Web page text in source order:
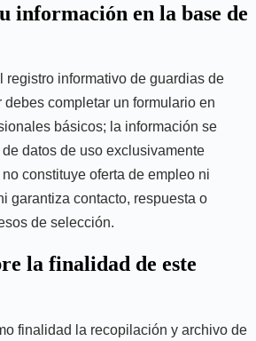
información en la base de
registro informativo de guardias de
completar un formulario en
básicos; la información se
datos de uso exclusivamente
constituye oferta de empleo ni
garantiza contacto, respuesta o
de selección.
la finalidad de este
finalidad la recopilación y archivo de